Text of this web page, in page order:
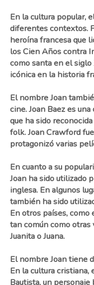
En la cultura popular,
diferentes contextos.
heroína francesa que
los Cien Años contra
como santa en el siglo
icónica en la historia
El nombre Joan
cine. Joan Baez es
que ha sido
folk. Joan Crawford
protagonizó varias
En cuanto a su
Joan ha sido utilizado
inglesa. En algunos
también ha sido
En otros países, como
tan común como otras
Juanita o Juana.
El nombre Joan tiene
En la cultura cristiana,
Bautista, un personaje